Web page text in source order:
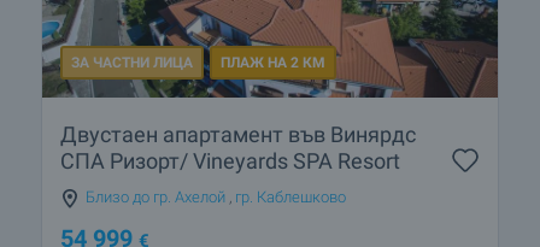
ЗА ЧАСТНИ ЛИЦА ПЛАЖ НА 2 КМ
Двустаен апартамент във Винярдс
СПА Ризорт/ Vineyards SPA Resort
Близо до гр. Ахелой , гр. Каблешково
54 999 €